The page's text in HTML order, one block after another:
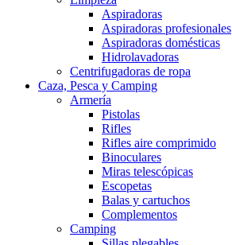
Aspiradoras
Aspiradoras profesionales
Aspiradoras domésticas
Hidrolavadoras
Centrifugadoras de ropa
Caza, Pesca y Camping
Armería
Pistolas
Rifles
Rifles aire comprimido
Binoculares
Miras telescópicas
Escopetas
Balas y cartuchos
Complementos
Camping